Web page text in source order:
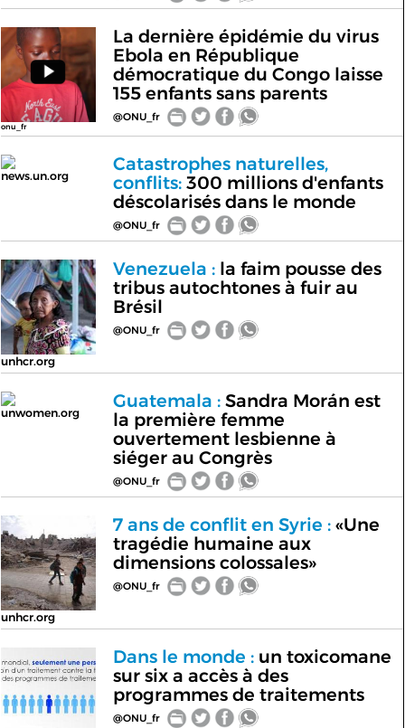
onu_fr
La dernière épidémie du virus
Ebola en République
démocratique du Congo laisse
155 enfants sans parents
@ONU_fr
news.un.org
Catastrophes naturelles,
conflits:300 millions d'enfants
déscolarisés dans le monde
@ONU_fr
unhcr.org
Venezuela :la faim pousse des
tribus autochtones à fuir au
Brésil
@ONU_fr
unwomen.org
Guatemala :Sandra Morán est
la première femme
ouvertement lesbienne à
siéger au Congrès
@ONU_fr
unhcr.org
7 ans de conflit en Syrie :«Une
tragédie humaine aux
dimensions colossales»
@ONU_fr
Dans le monde :un toxicomane
sur six a accès à des
programmes de traitements
@ONU_fr